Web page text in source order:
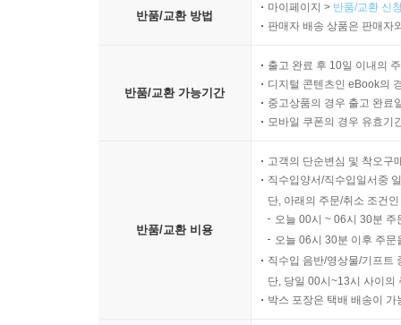
반품/교환 방법
마이페이지 > 반품/교환 신
판매자 배송 상품은 판매자
반품/교환 가능기간
출고 완료 후 10일 이내의
디지털 콘텐츠인 eBook의
중고상품의 경우 출고 완료
모바일 쿠폰의 경우 유효기
반품/교환 비용
고객의 단순변심 및 착오구
직수입양서/직수입일서중
단, 아래의 주문/취소 조건
오늘 00시 ~ 06시 30분
오늘 06시 30분 이후 주
직수입 음반/영상물/기프트
단, 당일 00시~13시 사이의
박스 포장은 택배 배송이